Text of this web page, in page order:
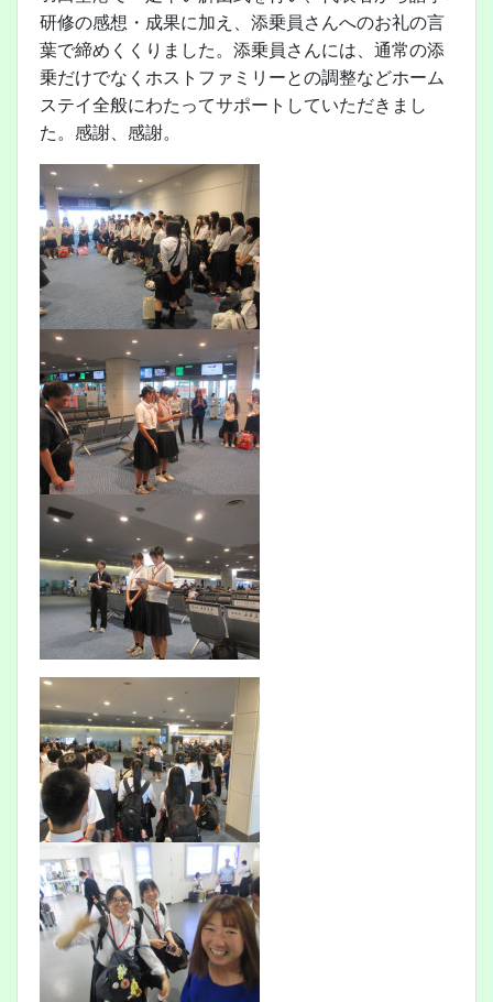
研修の感想・成果に加え、添乗員さんへのお礼の言
葉で締めくくりました。添乗員さんには、通常の添
乗だけでなくホストファミリーとの調整などホーム
ステイ全般にわたってサポートしていただきまし
た。感謝、感謝。